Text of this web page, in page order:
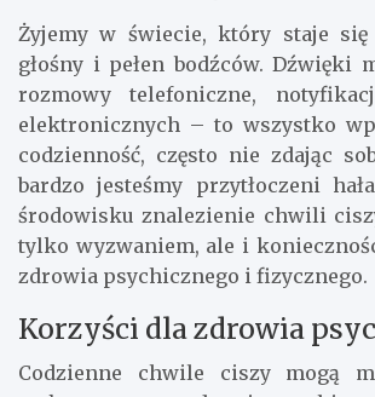
Żyjemy w świecie, który staje się
głośny i pełen bodźców. Dźwięki
rozmowy telefoniczne,
elektronicznych – to wszystko
codzienność, często nie zdając
bardzo jesteśmy przytłoczeni
środowisku znalezienie chwili
tylko wyzwaniem, ale i
zdrowia psychicznego i fizycznego.
Korzyści dla zdrowia
Codzienne chwile ciszy mogą